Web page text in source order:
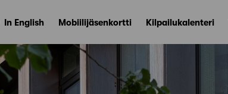
In English Mobiilijäsenkortti Kilpailukalenteri